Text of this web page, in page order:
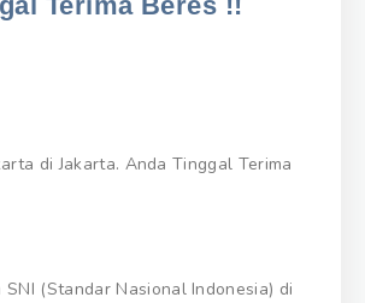
di Jakarta. Anda Tinggal Terima
SNI (Standar Nasional Indonesia) di